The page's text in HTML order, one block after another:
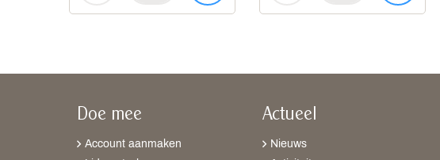
Doe mee
Account aanmaken
Actueel
Nieuws